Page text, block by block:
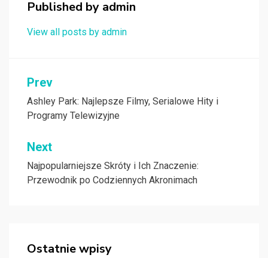
Published by admin
View all posts by admin
Nawigacja
wpisu
Prev
Ashley Park: Najlepsze Filmy, Serialowe Hity i
Programy Telewizyjne
Next
Najpopularniejsze Skróty i Ich Znaczenie:
Przewodnik po Codziennych Akronimach
Ostatnie wpisy